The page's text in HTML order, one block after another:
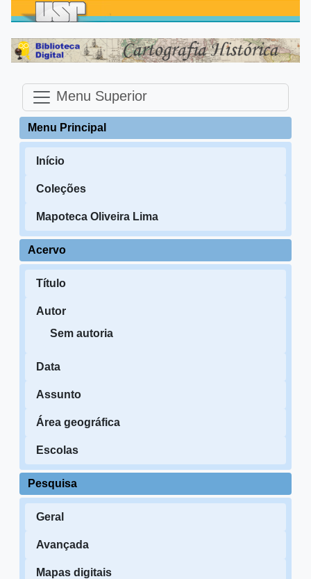
Menu Superior
Menu Principal
Início
Coleções
Mapoteca Oliveira Lima
Acervo
Título
Autor
Sem autoria
Data
Assunto
Área geográfica
Escolas
Pesquisa
Geral
Avançada
Mapas digitais